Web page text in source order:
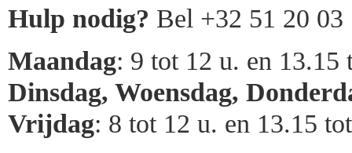
Hulp nodig? Bel +32 51 20 03
Maandag: 9 tot 12 u. en 13.15
Dinsdag, Woensdag,
Vrijdag: 8 tot 12 u. en 13.15